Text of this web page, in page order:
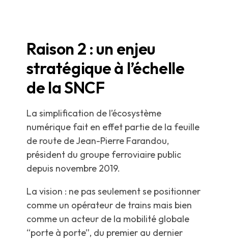
Raison 2 : un enjeu
stratégique à l’échelle
de la SNCF
La simplification de l’écosystème
numérique fait en effet partie de la feuille
de route de Jean-Pierre Farandou,
président du groupe ferroviaire public
depuis novembre 2019.
La vision : ne pas seulement se positionner
comme un opérateur de trains mais bien
comme un acteur de la mobilité globale
“porte à porte”, du premier au dernier